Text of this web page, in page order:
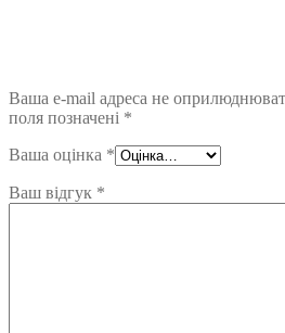
Ваша e-mail адреса не
поля позначені *
Ваша оцінка *
Ваш відгук *